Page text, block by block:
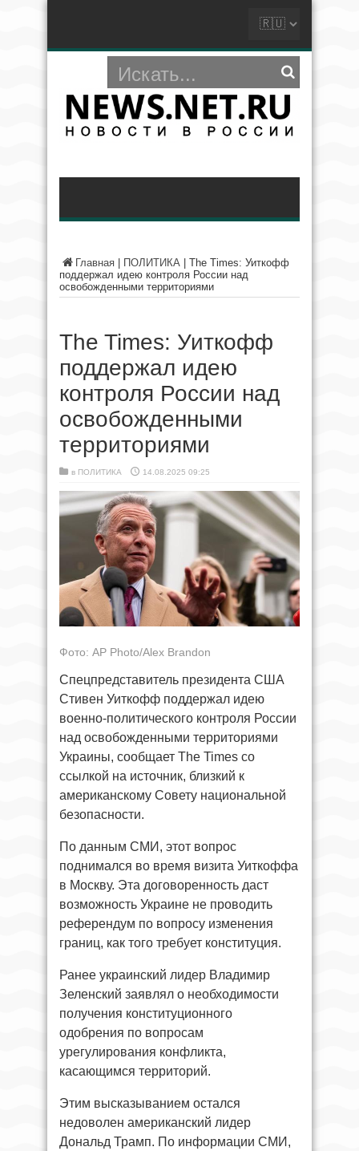
Главная ПОЛИТИКА
The Times: Уиткофф
поддержал идею контроля России над
освобожденными территориями
The Times: Уиткофф
поддержал идею
контроля России над
освобожденными
территориями
в ПОЛИТИКА 14.08.2025 09:25
Фото: AP Photo/Alex Brandon
Спецпредставитель президента США
Стивен Уиткофф поддержал идею
военно-политического контроля России
над освобожденными территориями
Украины, сообщает The Times со
ссылкой на источник, близкий к
американскому Совету национальной
безопасности.
По данным СМИ, этот вопрос
поднимался во время визита Уиткоффа
в Москву. Эта договоренность даст
возможность Украине не проводить
референдум по вопросу изменения
границ, как того требует конституция.
Ранее украинский лидер Владимир
Зеленский заявлял о необходимости
получения конституционного
одобрения по вопросам
урегулирования конфликта,
касающимся территорий.
Этим высказыванием остался
недоволен американский лидер
Дональд Трамп. По информации СМИ,